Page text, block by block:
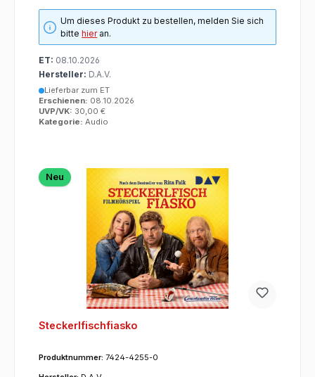
Um dieses Produkt zu bestellen, melden Sie sich
bittehieran.
ET: 08.10.2026
Hersteller: D.A.V.
Lieferbar zum ET
Erschienen: 08.10.2026
UVP/VK: 30,00 €
Kategorie: Audio
Neu
Steckerlfischfiasko
Produktnummer: 7424-4255-0